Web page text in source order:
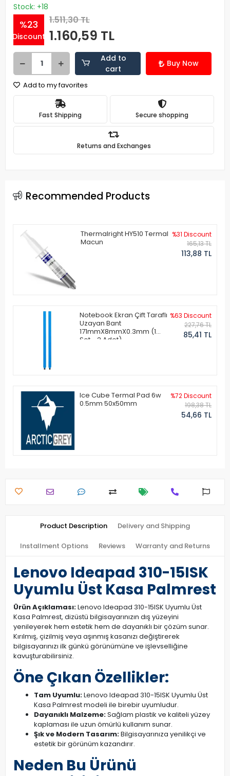
Stock: +18
%23
Discount
1.511,30 TL
1.160,59 TL
Add to
cart
Buy Now
Add to my favorites
Fast Shipping Secure shopping
Returns and Exchanges
Recommended Products
Thermalright HY510 Termal
Macun
%31 Discount
165,13 TL
113,88 TL
Notebook Ekran Çift Taraflı
Uzayan Bant
171mmX8mmX0.3mm (1
Set - 2 Adet)
%63 Discount
227,76 TL
85,41 TL
Ice Cube Termal Pad 6w
0.5mm 50x50mm
%72 Discount
198,38 TL
54,66 TL
Product Description Delivery and Shipping
Installment Options Reviews Warranty and Returns
Lenovo Ideapad 310-15ISK
Uyumlu Üst Kasa Palmrest
Ürün Açıklaması:Lenovo Ideapad 310-15ISK Uyumlu Üst
Kasa Palmrest, dizüstü bilgisayarınızın dış yüzeyini
yenileyerek hem estetik hem de dayanıklı bir çözüm sunar.
Kırılmış, çizilmiş veya aşınmış kasanızı değiştirerek
bilgisayarınızı ilk günkü görünümüne ve işlevselliğine
kavuşturabilirsiniz.
Öne Çıkan Özellikler:
Tam Uyumlu:Lenovo Ideapad 310-15ISK Uyumlu Üst
Kasa Palmrest modeli ile birebir uyumludur.
Dayanıklı Malzeme:Sağlam plastik ve kaliteli yüzey
kaplaması ile uzun ömürlü kullanım sunar.
Şık ve Modern Tasarım:Bilgisayarınıza yenilikçi ve
estetik bir görünüm kazandırır.
Neden Bu Ürünü